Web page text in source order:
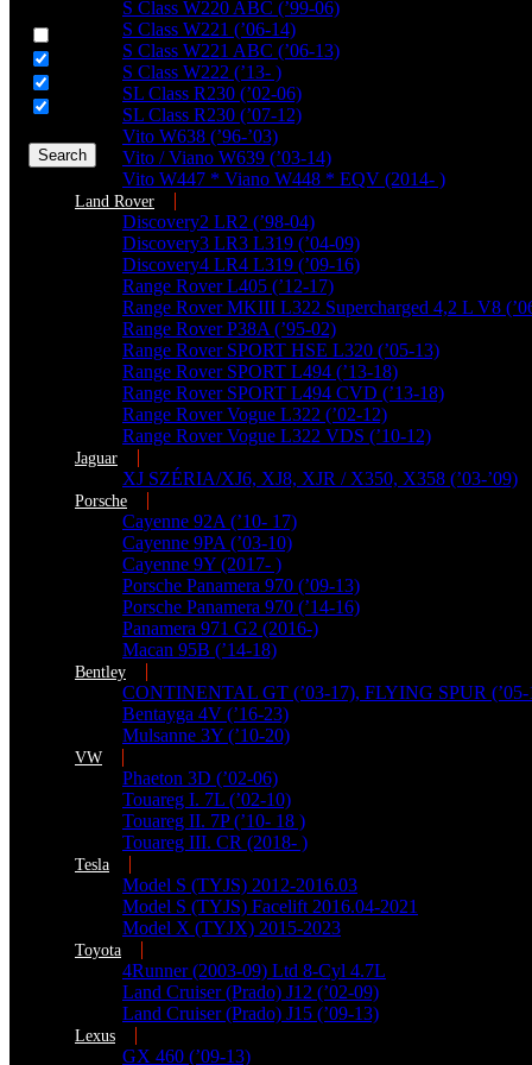
Generic filters
Hidden label
Hidden label
Hidden label
Hidden label
Search
S Class W220 ABC (’99-06)
S Class W221 (’06-14)
S Class W221 ABC (’06-13)
S Class W222 (’13- )
SL Class R230 (’02-06)
SL Class R230 (’07-12)
Vito W638 (’96-’03)
Vito / Viano W639 (’03-14)
Vito W447 * Viano W448 * EQV (2014- )
Land Rover
Discovery2 LR2 (’98-04)
Discovery3 LR3 L319 (’04-09)
Discovery4 LR4 L319 (’09-16)
Range Rover L405 (’12-17)
Range Rover MKIII L322 Supercharged 4,2 L V8
Range Rover P38A (’95-02)
Range Rover SPORT HSE L320 (’05-13)
Range Rover SPORT L494 (’13-18)
Range Rover SPORT L494 CVD (’13-18)
Range Rover Vogue L322 (’02-12)
Range Rover Vogue L322 VDS (’10-12)
Jaguar
XJ SZÉRIA/XJ6, XJ8, XJR / X350, X358 (’03-’09)
Porsche
Cayenne 92A (’10- 17)
Cayenne 9PA (’03-10)
Cayenne 9Y (2017- )
Porsche Panamera 970 (’09-13)
Porsche Panamera 970 (’14-16)
Panamera 971 G2 (2016-)
Macan 95B (’14-18)
Bentley
CONTINENTAL GT (’03-17), FLYING SPUR (’05-
Bentayga 4V (’16-23)
Mulsanne 3Y (’10-20)
VW
Phaeton 3D (’02-06)
Touareg I. 7L (’02-10)
Touareg II. 7P (’10- 18 )
Touareg III. CR (2018- )
Tesla
Model S (TYJS) 2012-2016.03
Model S (TYJS) Facelift 2016.04-2021
Model X (TYJX) 2015-2023
Toyota
4Runner (2003-09) Ltd 8-Cyl 4.7L
Land Cruiser (Prado) J12 (’02-09)
Land Cruiser (Prado) J15 (’09-13)
Lexus
GX 460 (’09-13)